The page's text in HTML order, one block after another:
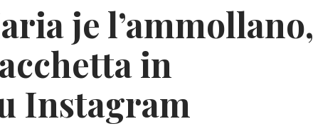
je l’ammollano,
in
Instagram